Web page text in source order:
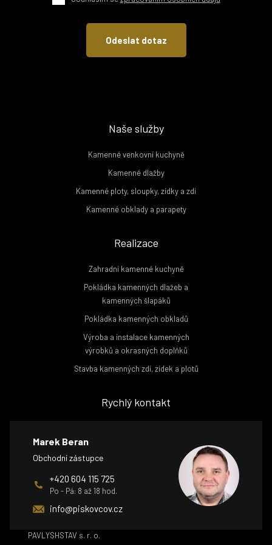
Naše služby
Kamenné venkovní kuchyně
Kamenné dlažby
Kamenné ploty, sloupky, zídky a zdi
Kamenné obklady a parapety
Realizace
Zahradní kamenné kuchyně
Pokládka kamenných dlažeb a
kamenných šlapáků
Pokládka kamenných obkladů
Výroba a instalace kamenných
výrobků a okrasných doplňků
Stavba kamenných zdí, zídek a plotů
Rychlý kontakt
Marek Beran
Obchodní zástupce
+420 604 115 725
Po - Pá: 8 až 18 hod.
info@piskovcov.cz
PAVLYSHSTAV s. r. o.